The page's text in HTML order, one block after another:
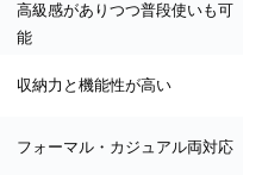
高級感がありつつ普段使いも可
能
収納力と機能性が高い
フォーマル・カジュアル両対応